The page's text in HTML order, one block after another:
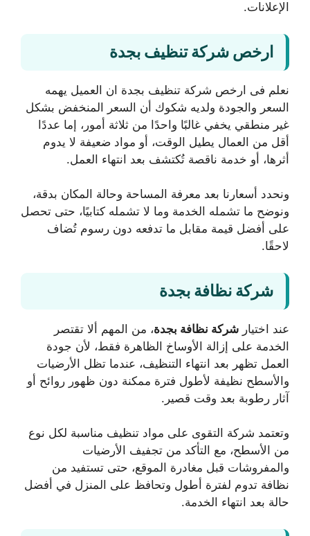
الإعلانات.
ارخص شركة تنظيف بجدة
نعلم فى ارخص شركة تنظيف بجدة ان العميل يهمه
السعر والجودة ولديه شكوك أن السعر المنخفض بشكل
غير منطقي يخفي غالبًا واحدًا من ثلاثة أمور، إما عددًا
أقل من العمال يطيل الوقت، أو مواد ضعيفة لا يدوم
أثرها، أو خدمة ناقصة تُكتشف بعد انتهاء العمل.
ونحدد أسعارنا بعد معرفة المساحة وحالة المكان بدقة،
ونوضح ما تشمله الخدمة وما لا تشمله كتابيًا، حتى تحصل
على أفضل قيمة مقابل ما تدفعه دون رسوم تُضاف
لاحقًا.
شركة نظافة بجدة
عند اختيار شركة نظافة بجدة، من المهم ألا تقتصر
الخدمة على إزالة الأوساخ الظاهرة فقط، لأن جودة
العمل تظهر بعد انتهاء التنظيف، عندما تظل الأرضيات
والأسطح نظيفة لأطول فترة ممكنة دون ظهور روائح أو
آثار رطوبة بعد وقت قصير.
وتعتمد شركة التقوى على مواد تنظيف مناسبة لكل نوع
من الأسطح، مع التأكد من تجفيف الأرضيات
والمفروشات قبل مغادرة الموقع، حتى تستفيد من
نظافة تدوم لفترة أطول وتحافظ على المنزل في أفضل
حالة بعد انتهاء الخدمة.